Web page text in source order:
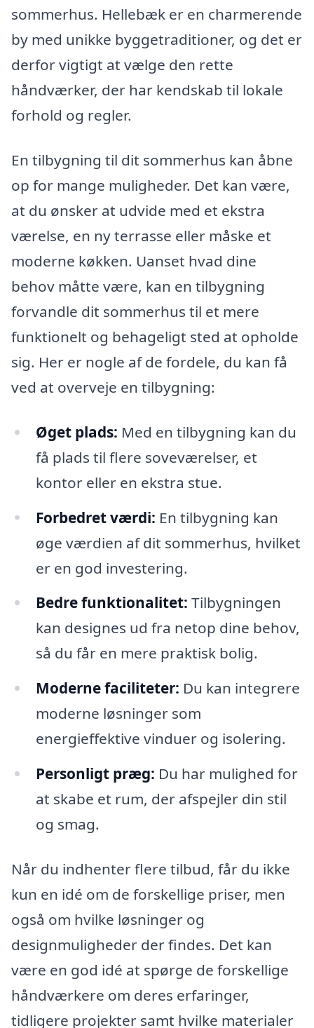
sommerhus. Hellebæk er en charmerende
by med unikke byggetraditioner, og det er
derfor vigtigt at vælge den rette
håndværker, der har kendskab til lokale
forhold og regler.
En tilbygning til dit sommerhus kan åbne
op for mange muligheder. Det kan være,
at du ønsker at udvide med et ekstra
værelse, en ny terrasse eller måske et
moderne køkken. Uanset hvad dine
behov måtte være, kan en tilbygning
forvandle dit sommerhus til et mere
funktionelt og behageligt sted at opholde
sig. Her er nogle af de fordele, du kan få
ved at overveje en tilbygning:
Øget plads: Med en tilbygning kan du
få plads til flere soveværelser, et
kontor eller en ekstra stue.
Forbedret værdi: En tilbygning kan
øge værdien af dit sommerhus, hvilket
er en god investering.
Bedre funktionalitet: Tilbygningen
kan designes ud fra netop dine behov,
så du får en mere praktisk bolig.
Moderne faciliteter: Du kan integrere
moderne løsninger som
energieffektive vinduer og isolering.
Personligt præg: Du har mulighed for
at skabe et rum, der afspejler din stil
og smag.
Når du indhenter flere tilbud, får du ikke
kun en idé om de forskellige priser, men
også om hvilke løsninger og
designmuligheder der findes. Det kan
være en god idé at spørge de forskellige
håndværkere om deres erfaringer,
tidligere projekter samt hvilke materialer